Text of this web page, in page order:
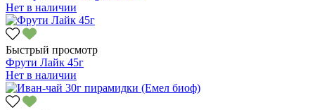
Нет в наличии
Быстрый просмотр
Фрути Лайк 45г
Нет в наличии